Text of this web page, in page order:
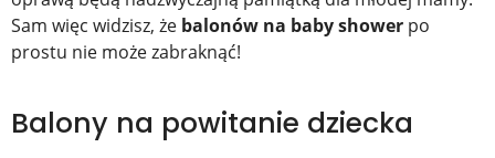
Sam więc widzisz, że balonów na baby shower po
prostu nie może zabraknąć!
Balony na powitanie dziecka